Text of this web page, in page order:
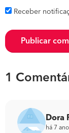
Receber
Publicar
1
Dora
há 7